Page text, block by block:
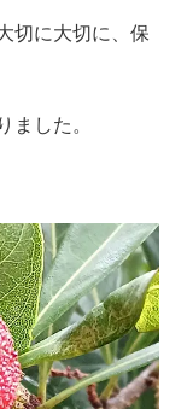
切に大切に、保
した。